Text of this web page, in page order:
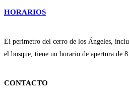
HORARIOS
El perímetro del cerro de los Ángeles,
el bosque, tiene un horario de apertura de
CONTACTO